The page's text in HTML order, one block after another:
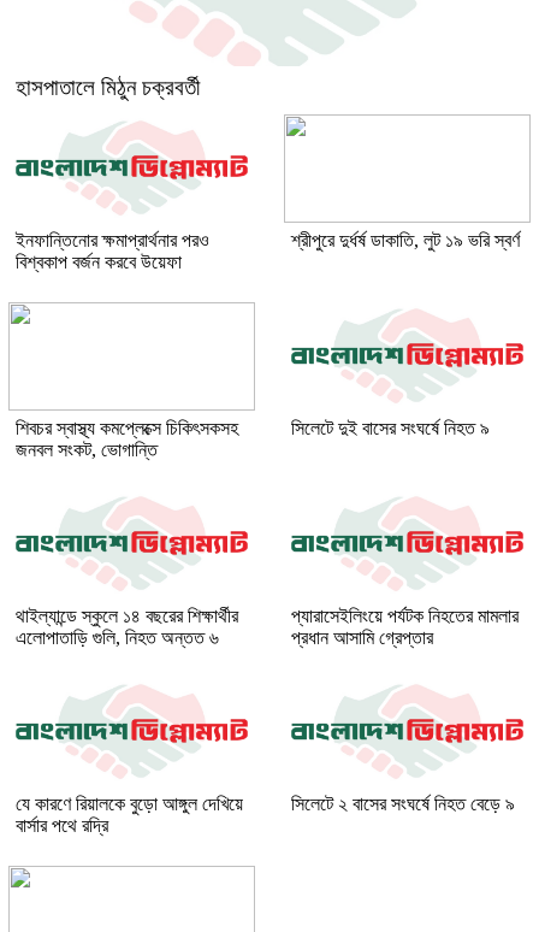
হাসপাতালে মিঠুন চক্রবর্তী
ইনফান্তিনোর ক্ষমাপ্রার্থনার পরও
বিশ্বকাপ বর্জন করবে উয়েফা
শ্রীপুরে দুর্ধর্ষ ডাকাতি, লুট ১৯ ভরি স্বর্ণ
শিবচর স্বাস্থ্য কমপ্লেক্সে চিকিৎসকসহ
জনবল সংকট, ভোগান্তি
সিলেটে দুই বাসের সংঘর্ষে নিহত ৯
থাইল্যান্ডে স্কুলে ১৪ বছরের শিক্ষার্থীর
এলোপাতাড়ি গুলি, নিহত অন্তত ৬
প্যারাসেইলিংয়ে পর্যটক নিহতের মামলার
প্রধান আসামি গ্রেপ্তার
যে কারণে রিয়ালকে বুড়ো আঙ্গুল দেখিয়ে
বার্সার পথে রদ্রি
সিলেটে ২ বাসের সংঘর্ষে নিহত বেড়ে ৯